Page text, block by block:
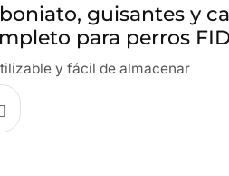
guisantes y
para perros
y fácil de almacenar